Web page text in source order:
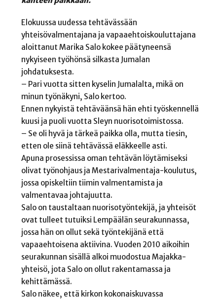
Elokuussa uudessa tehtävässään
yhteisövalmentajana ja vapaaehtoiskouluttajana
aloittanut Marika Salo kokee päätyneensä
nykyiseen työhönsä silkasta Jumalan
johdatuksesta.
– Pari vuotta sitten kyselin Jumalalta, mikä on
minun työnäkyni, Salo kertoo.
Ennen nykyistä tehtäväänsä hän ehti työskennellä
kuusi ja puoli vuotta Sleyn nuorisotoimistossa.
– Se oli hyvä ja tärkeä paikka olla, mutta tiesin,
etten ole siinä tehtävässä eläkkeelle asti.
Apuna prosessissa oman tehtävän löytämiseksi
olivat työnohjaus ja Mestarivalmentaja-koulutus,
jossa opiskeltiin tiimin valmentamista ja
valmentavaa johtajuutta.
Salo on taustaltaan nuorisotyöntekijä, ja yhteisöt
ovat tulleet tutuiksi Lempäälän seurakunnassa,
jossa hän on ollut sekä työntekijänä että
vapaaehtoisena aktiivina. Vuoden 2010 aikoihin
seurakunnan sisällä alkoi muodostua Majakka-
yhteisö, jota Salo on ollut rakentamassa ja
kehittämässä.
Salo näkee, että kirkon kokonaiskuvassa